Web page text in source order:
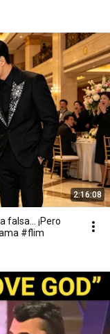
2:16:08
falsa... ¡Pero
#flim